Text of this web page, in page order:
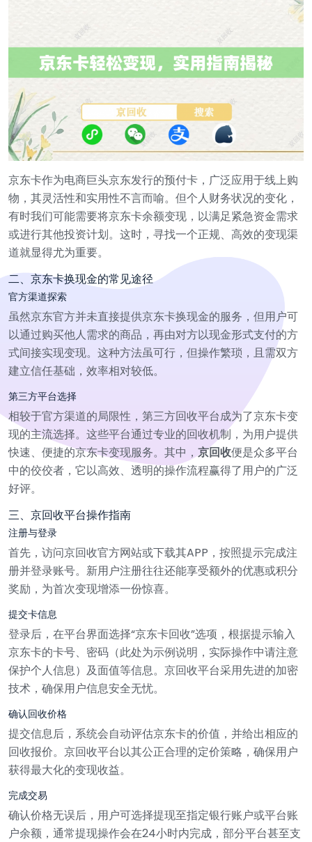
京东卡作为电商巨头京东发行的预付卡，广泛应用于线上购
物，其灵活性和实用性不言而喻。但个人财务状况的变化，
有时我们可能需要将京东卡余额变现，以满足紧急资金需求
或进行其他投资计划。这时，寻找一个正规、高效的变现渠
道就显得尤为重要。
二、京东卡换现金的常见途径
官方渠道探索
虽然京东官方并未直接提供京东卡换现金的服务，但用户可
以通过购买他人需求的商品，再由对方以现金形式支付的方
式间接实现变现。这种方法虽可行，但操作繁琐，且需双方
建立信任基础，效率相对较低。
第三方平台选择
相较于官方渠道的局限性，第三方回收平台成为了京东卡变
现的主流选择。这些平台通过专业的回收机制，为用户提供
快速、便捷的京东卡变现服务。其中，京回收便是众多平台
中的佼佼者，它以高效、透明的操作流程赢得了用户的广泛
好评。
三、京回收平台操作指南
注册与登录
首先，访问京回收官方网站或下载其APP，按照提示完成注
册并登录账号。新用户注册往往还能享受额外的优惠或积分
奖励，为首次变现增添一份惊喜。
提交卡信息
登录后，在平台界面选择“京东卡回收”选项，根据提示输入
京东卡的卡号、密码（此处为示例说明，实际操作中请注意
保护个人信息）及面值等信息。京回收平台采用先进的加密
技术，确保用户信息安全无忧。
确认回收价格
提交信息后，系统会自动评估京东卡的价值，并给出相应的
回收报价。京回收平台以其公正合理的定价策略，确保用户
获得最大化的变现收益。
完成交易
确认价格无误后，用户可选择提现至指定银行账户或平台账
户余额，通常提现操作会在24小时内完成，部分平台甚至支